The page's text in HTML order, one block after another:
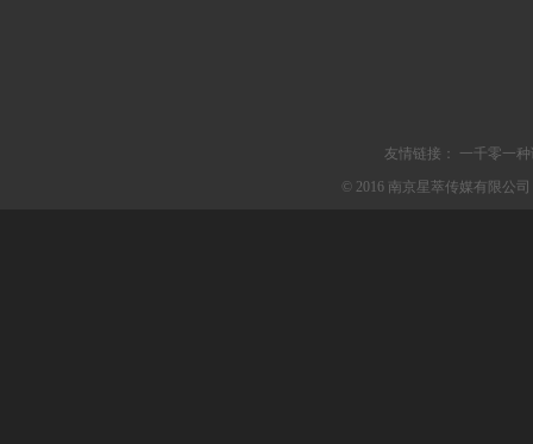
友情链接：
一千零一
© 2016 南京星萃传媒有限公司